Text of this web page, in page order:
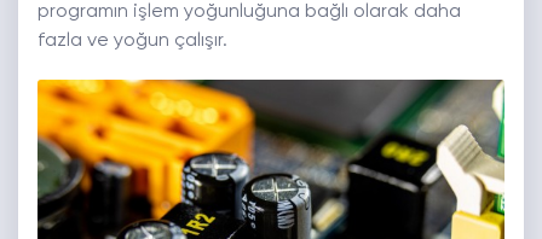
programın işlem yoğunluğuna bağlı olarak daha
fazla ve yoğun çalışır.